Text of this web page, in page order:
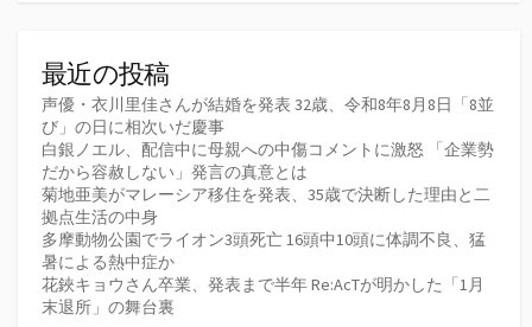
り
最近の投稿
声優・衣川里佳さんが結婚を発表 32歳、令和8年8月8日「8並
び」の日に相次いだ慶事
白銀ノエル、配信中に母親への中傷コメントに激怒 「企業勢
だから容赦しない」発言の真意とは
菊地亜美がマレーシア移住を発表、35歳で決断した理由と二
拠点生活の中身
多摩動物公園でライオン3頭死亡 16頭中10頭に体調不良、猛
暑による熱中症か
花鋏キョウさん卒業、発表まで半年 Re:AcTが明かした「1月
末退所」の舞台裏